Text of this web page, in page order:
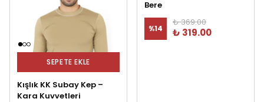
SEPETE EKLE
Kışlık KK Subay Kep –
Kara Kuvvetleri
Bere
%14
₺ 369.00
₺ 319.00